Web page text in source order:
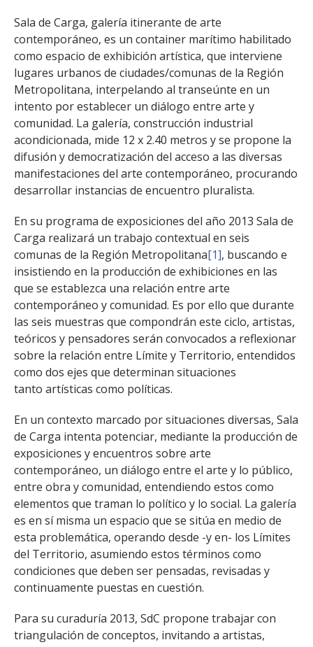
Sala de Carga, galería itinerante de arte
contemporáneo, es un container marítimo habilitado
como espacio de exhibición artística, que interviene
lugares urbanos de ciudades/comunas de la Región
Metropolitana, interpelando al transeúnte en un
intento por establecer un diálogo entre arte y
comunidad. La galería, construcción industrial
acondicionada, mide 12 x 2.40 metros y se propone la
difusión y democratización del acceso a las diversas
manifestaciones del arte contemporáneo, procurando
desarrollar instancias de encuentro pluralista.
En su programa de exposiciones del año 2013 Sala de
Carga realizará un trabajo contextual en seis
comunas de la Región Metropolitana[1], buscando e
insistiendo en la producción de exhibiciones en las
que se establezca una relación entre arte
contemporáneo y comunidad. Es por ello que durante
las seis muestras que compondrán este ciclo, artistas,
teóricos y pensadores serán convocados a reflexionar
sobre la relación entre Límite y Territorio, entendidos
como dos ejes que determinan situaciones
tanto artísticas como políticas.
En un contexto marcado por situaciones diversas, Sala
de Carga intenta potenciar, mediante la producción de
exposiciones y encuentros sobre arte
contemporáneo, un diálogo entre el arte y lo público,
entre obra y comunidad, entendiendo estos como
elementos que traman lo político y lo social. La galería
es en sí misma un espacio que se sitúa en medio de
esta problemática, operando desde -y en- los Límites
del Territorio, asumiendo estos términos como
condiciones que deben ser pensadas, revisadas y
continuamente puestas en cuestión.
Para su curaduría 2013, SdC propone trabajar con
triangulación de conceptos, invitando a artistas,